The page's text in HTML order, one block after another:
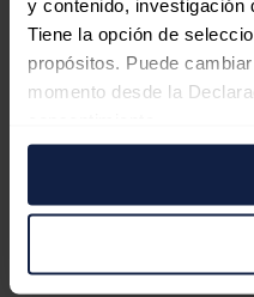
y contenido, investigación
Tiene la opción de
propósitos. Puede
momento desde la
Si lo permite, también
Recopilar
puede tener una
Identificar su
India sigue
importaciones
demanda de
CII-EY